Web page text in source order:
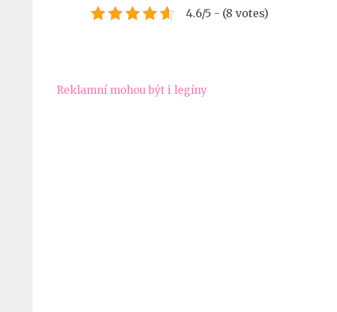
4.6/5 - (8 votes)
Navigace
Reklamní mohou být i legíny